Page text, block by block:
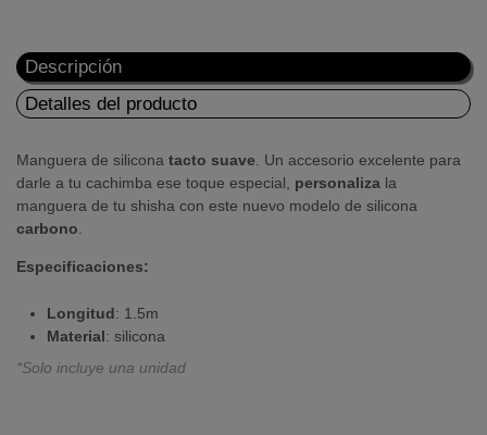
Descripción
Detalles del producto
Manguera de silicona tacto suave . Un accesorio excelente para
darle a tu cachimba ese toque especial, personaliza la
manguera de tu shisha con este nuevo modelo de silicona
carbono
Especificaciones:
Longitud: 1.5m
Material: silicona
*Solo incluye una unidad